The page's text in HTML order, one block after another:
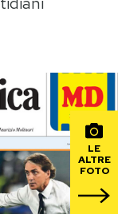
calcio 2026
LE
ALTRE
FOTO